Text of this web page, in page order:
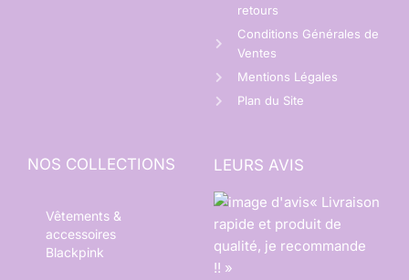
retours
Conditions Générales de
Ventes
Mentions Légales
Plan du Site
NOS COLLECTIONS
Vêtements &
accessoires
Blackpink
LEURS AVIS
« Livraison
rapide et produit de
qualité, je recommande
!! »